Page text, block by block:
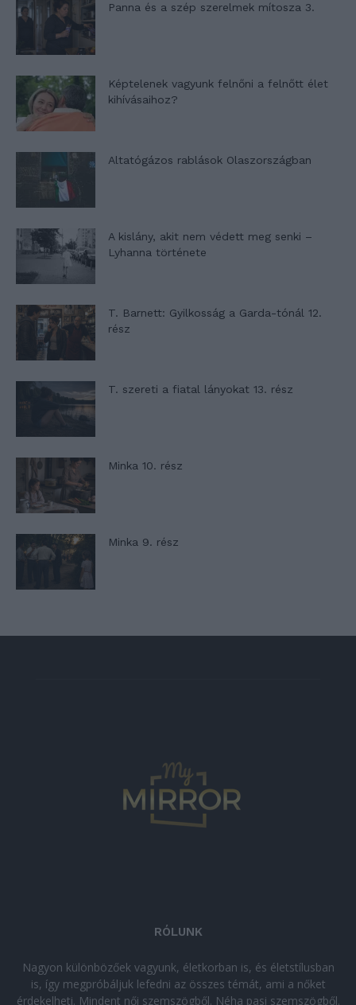
Panna és a szép szerelmek mítosza 3.
Képtelenek vagyunk felnőni a felnőtt élet
kihívásaihoz?
Altatógázos rablások Olaszországban
A kislány, akit nem védett meg senki –
Lyhanna története
T. Barnett: Gyilkosság a Garda-tónál 12.
rész
T. szereti a fiatal lányokat 13. rész
Minka 10. rész
Minka 9. rész
RÓLUNK
Nagyon különbözőek vagyunk, életkorban is, és életstílusban
is, így megpróbáljuk lefedni az összes témát, ami a nőket
érdekelheti. Mindent női szemszögből. Néha pasi szemszögből.